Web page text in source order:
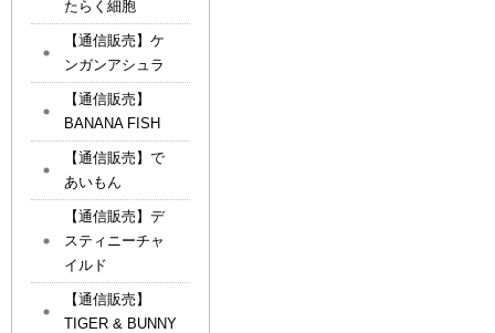
たらく細胞
【通信販売】ケ
ンガンアシュラ
【通信販売】
BANANA FISH
【通信販売】で
あいもん
【通信販売】デ
スティニーチャ
イルド
【通信販売】
TIGER & BUNNY